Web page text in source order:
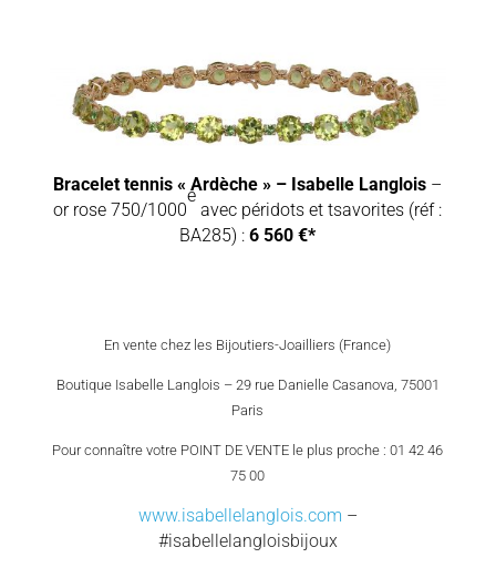
Bracelet tennis « Ardèche » – Isabelle Langlois –
or rose 750/1000
e
avec péridots et tsavorites (réf :
BA285) :6 560 €*
En vente chez les Bijoutiers-Joailliers (France)
Boutique Isabelle Langlois – 29 rue Danielle Casanova, 75001
Paris
Pour connaître votre POINT DE VENTE le plus proche : 01 42 46
75 00
www.isabellelanglois.com –
#isabellelangloisbijoux